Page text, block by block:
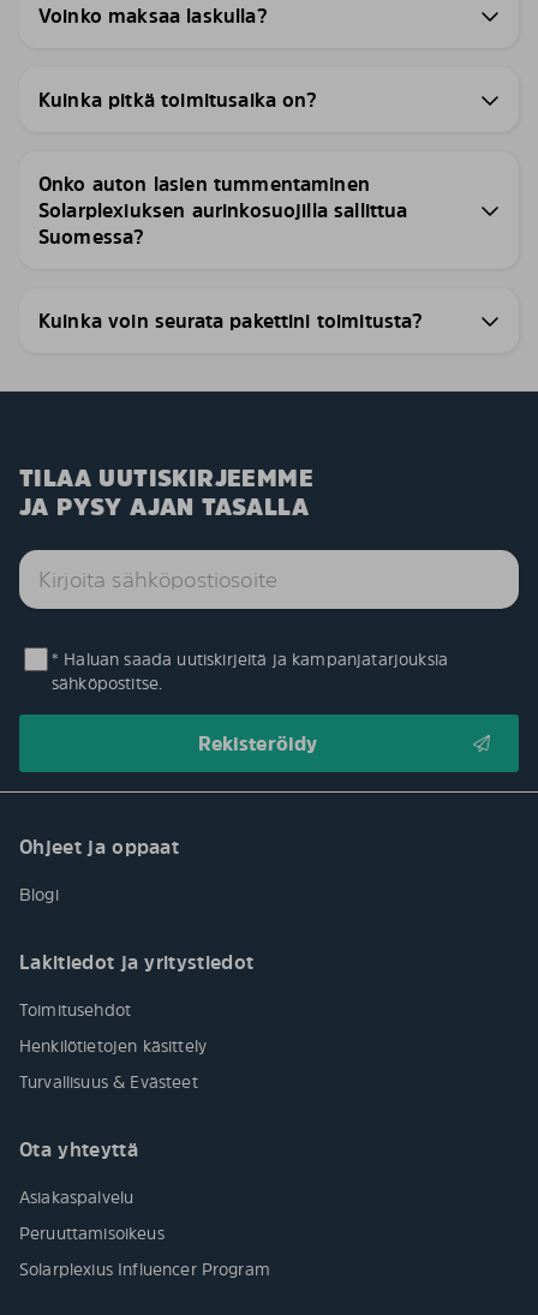
Voinko maksaa laskulla?
Kuinka pitkä toimitusaika on?
Onko auton lasien tummentaminen
Solarplexiuksen aurinkosuojilla sallittua
Suomessa?
Kuinka voin seurata pakettini toimitusta?
TILAA UUTISKIRJEEMME
JA PYSY AJAN TASALLA
* Haluan saada uutiskirjeitä ja kampanjatarjouksia
sähköpostitse.
Ohjeet ja oppaat
Blogi
Lakitiedot ja yritystiedot
Toimitusehdot
Henkilötietojen käsittely
Turvallisuus & Evästeet
Ota yhteyttä
Asiakaspalvelu
Peruuttamisoikeus
Solarplexius Influencer Program